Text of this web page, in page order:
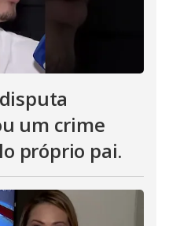
um crime
próprio pai.